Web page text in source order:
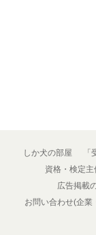
しか犬の部屋
資格・検定
広告掲載
お問い合わせ(企業